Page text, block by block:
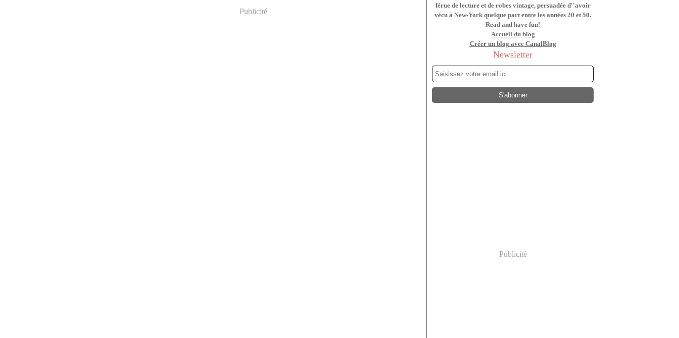
Publicité
férue de lecture et de robes vintage, persuadée d''avoir
vécu à New-York quelque part entre les années 20 et 50.
Read and have fun!
Accueil du blog
Créer un blog avec CanalBlog
Newsletter
Publicité